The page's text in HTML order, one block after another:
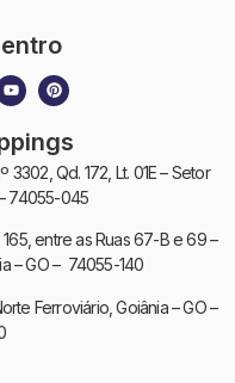
Qd. 172, Lt. 01E – Setor
74055-045
entre as Ruas 67-B e 69 –
– GO – 74055-140
Ferroviário, Goiânia – GO –